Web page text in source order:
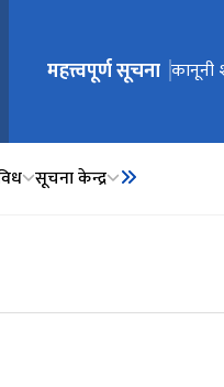
मुख्य नेभिगेसनमा जानुहोस्
महत्त्वपूर्ण सूचना कानूनी
कानूनी
सूचना केन्द्र